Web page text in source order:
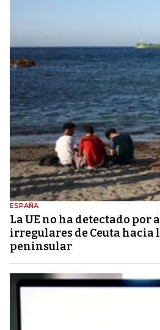
ESPAÑA
La UE no ha detectado por
irregulares de Ceuta hacia
peninsular